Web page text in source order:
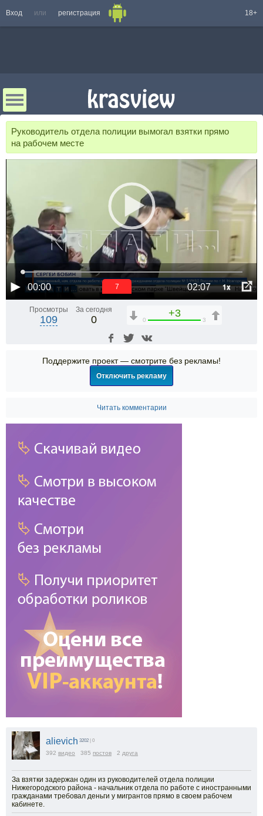
Вход или регистрация 18+
Руководитель отдела полиции вымогал взятки прямо
на рабочем месте
00:00 02:07 1x
6
Просмотры
109
За сегодня
0
+3
0 3
Поддержите проект — смотрите без рекламы!
Отключить рекламу
Читать комментарии
alievich 3202 | 0
392 видео 385 постов 2 друга
За взятки задержан один из руководителей отдела полиции
Нижегородского района - начальник отдела по работе с иностранными
гражданами требовал деньги у мигрантов прямо в своем рабочем
кабинете.